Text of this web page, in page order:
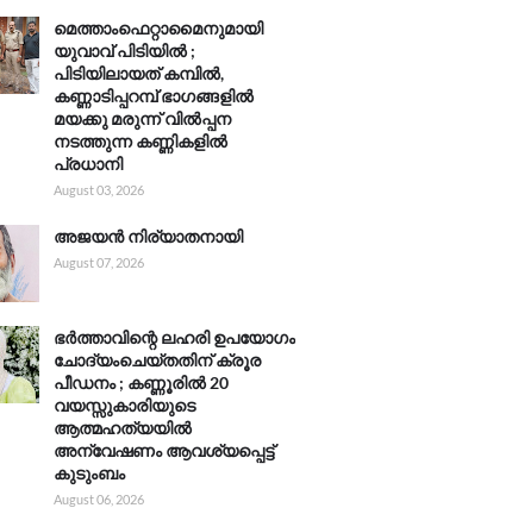
മെത്താംഫെറ്റാമൈനുമായി
യുവാവ് പിടിയിൽ ;
പിടിയിലായത് കമ്പിൽ,
കണ്ണാടിപ്പറമ്പ് ഭാഗങ്ങളിൽ
മയക്കു മരുന്ന് വിൽപ്പന
നടത്തുന്ന കണ്ണികളിൽ
പ്രധാനി
August 03, 2026
അജയൻ നിര്യാതനായി
August 07, 2026
ഭർത്താവിന്റെ ലഹരി ഉപയോഗം
ചോദ്യംചെയ്തതിന് ക്രൂര
പീഡനം ; കണ്ണൂരിൽ 20
വയസ്സുകാരിയുടെ
ആത്മഹത്യയിൽ
അന്വേഷണം ആവശ്യപ്പെട്ട്
കുടുംബം
August 06, 2026